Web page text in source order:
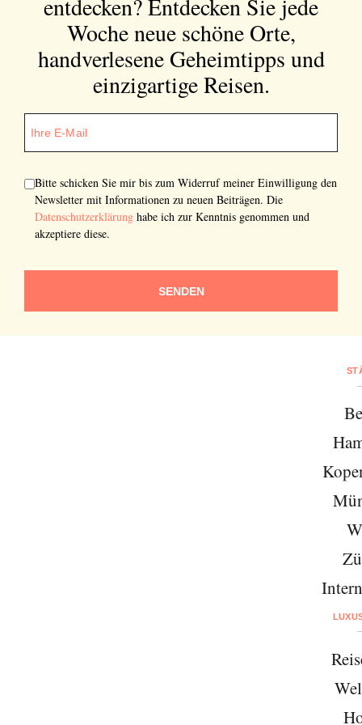
entdecken?Entdecken Sie jede
Woche neue schöne Orte,
handverlesene Geheimtipps und
einzigartige Reisen.
Bitte schicken Sie mir bis zum Widerruf meiner Einwilligung den
Newsletter mit Informationen zu neuen Beiträgen. Die
Datenschutzerklärung habe ich zur Kenntnis genommen und
akzeptiere diese.
SENDEN